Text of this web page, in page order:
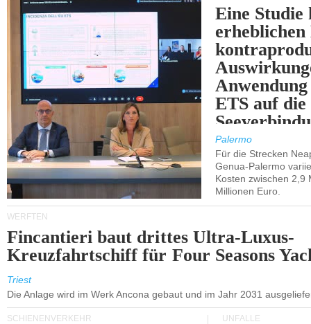
Eine Studie
ETS auf die
Palermo
Für die Strecken
Genua-Palermo
Kosten zwischen 2,9
Millionen Euro.
WERFTEN
Fincantieri baut drittes Ultra-Luxus-
Kreuzfahrtschiff für Four Seasons
Triest
Die Anlage wird im Werk Ancona gebaut und im Jahr 2031
SCHIENENVERKEHR UNFÄLLE